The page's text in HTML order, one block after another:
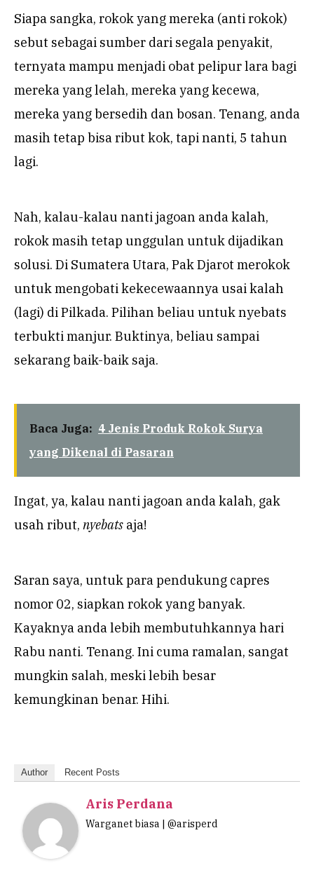
Siapa sangka, rokok yang mereka (anti rokok)
sebut sebagai sumber dari segala penyakit,
ternyata mampu menjadi obat pelipur lara bagi
mereka yang lelah, mereka yang kecewa,
mereka yang bersedih dan bosan. Tenang, anda
masih tetap bisa ribut kok, tapi nanti, 5 tahun
lagi.
Nah, kalau-kalau nanti jagoan anda kalah,
rokok masih tetap unggulan untuk dijadikan
solusi. Di Sumatera Utara, Pak Djarot merokok
untuk mengobati kekecewaannya usai kalah
(lagi) di Pilkada. Pilihan beliau untuk nyebats
terbukti manjur. Buktinya, beliau sampai
sekarang baik-baik saja.
Baca Juga: 4 Jenis Produk Rokok Surya
yang Dikenal di Pasaran
Ingat, ya, kalau nanti jagoan anda kalah, gak
usah ribut, nyebats aja!
Saran saya, untuk para pendukung capres
nomor 02, siapkan rokok yang banyak.
Kayaknya anda lebih membutuhkannya hari
Rabu nanti. Tenang. Ini cuma ramalan, sangat
mungkin salah, meski lebih besar
kemungkinan benar. Hihi.
Author Recent Posts
Aris Perdana
Warganet biasa | @arisperd